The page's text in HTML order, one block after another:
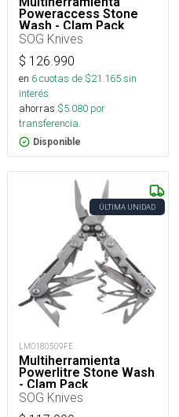
Poweraccess Stone
Wash - Clam Pack
SOG Knives
$ 126.990
en 6cuotas de $21.165sin
interés
ahorras $5.080 por
transferencia.
Disponible
ÚLTIMA UNIDAD
LMO180509FE
Multiherramienta
Powerlitre Stone Wash
- Clam Pack
SOG Knives